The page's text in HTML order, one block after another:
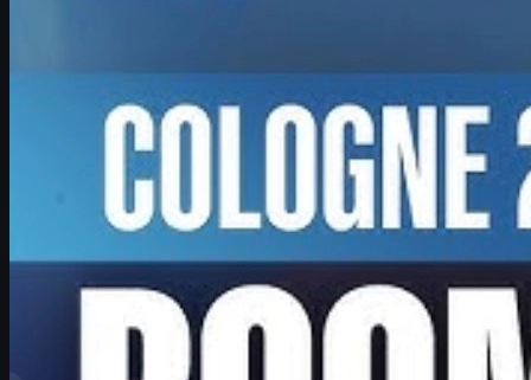
doorDavid William
Bekijk meer